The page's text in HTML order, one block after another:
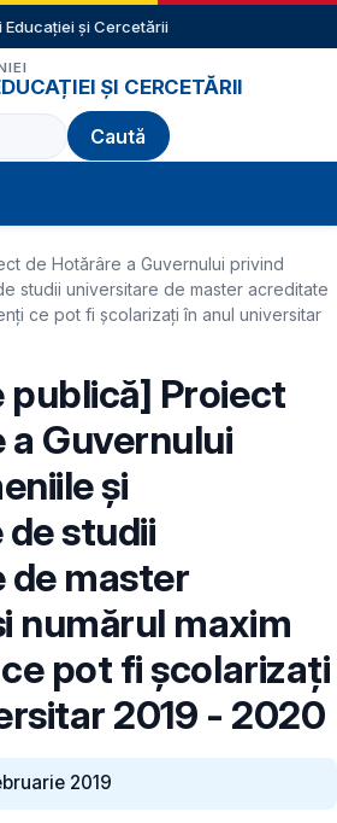
Educației și Cercetării
ȘI CERCETĂRII
de Hotărâre a Guvernului privind
studii universitare de master acreditate
ce pot fi şcolarizaţi în anul universitar
publică] Proiect
Guvernului
şi
studii
de master
numărul maxim
pot fi şcolarizaţi
2019 - 2020
2019